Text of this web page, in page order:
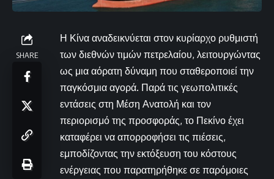
SHARE
Η Κίνα αναδεικνύεται στον κυρίαρχο ρυθμιστή
των διεθνών τιμών πετρελαίου, λειτουργώντας
ως μια αόρατη δύναμη που σταθεροποιεί την
παγκόσμια αγορά. Παρά τις γεωπολιτικές
εντάσεις στη Μέση Ανατολή και τον
περιορισμό της προσφοράς, το Πεκίνο έχει
καταφέρει να απορροφήσει τις πιέσεις,
εμποδίζοντας την εκτόξευση του κόστους
ενέργειας που παρατηρήθηκε σε παρόμοιες